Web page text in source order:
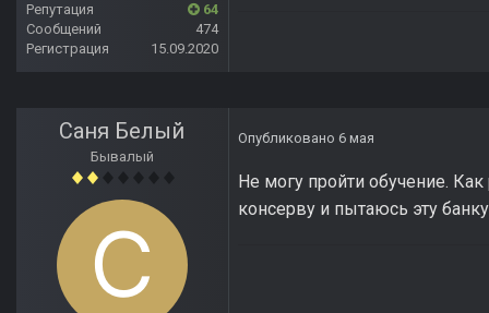
Репутация
64
Сообщений
474
Регистрация
15.09.2020
Саня Белый
Бывалый
Опубликовано 6 мая
Не могу пройти обучение.
консерву и пытаюсь эту